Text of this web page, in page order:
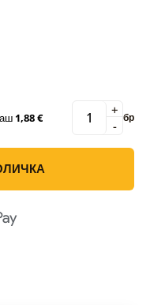
1,88 € -
+ бр